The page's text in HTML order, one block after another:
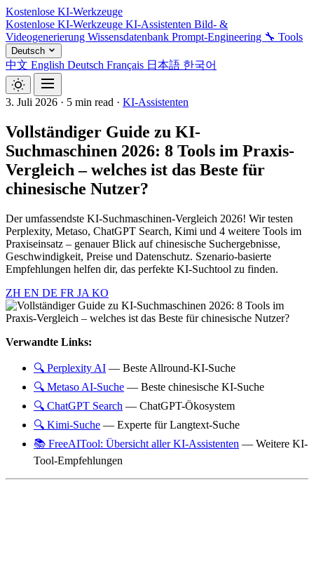
Kostenlose KI-Werkzeuge
Kostenlose KI-Werkzeuge KI-Assistenten Bild- &
Videogenerierung Wissensdatenbank Prompt-Engineering 🔧 Tools
Deutsch
中文 English Deutsch Français 日本語 한국어
3. Juli 2026 · 5 min read · KI-Assistenten
Vollständiger Guide zu KI-
Suchmaschinen 2026: 8 Tools im Praxis-
Vergleich – welches ist das Beste für
chinesische Nutzer?
Der umfassendste KI-Suchmaschinen-Vergleich 2026! Wir testen
Perplexity, Metaso, ChatGPT Search, Kimi und 4 weitere Tools im
Praxiseinsatz – genauer Blick auf chinesische Suchergebnisse,
Geschwindigkeit, Preise und Datenschutz. Szenario-basierte
Empfehlungen helfen dir, das perfekte KI-Suchtool zu finden.
ZH EN DE FR JA KO
Verwandte Links:
🔍 Perplexity AI — Beste Allround-KI-Suche
🔍 Metaso AI-Suche — Beste chinesische KI-Suche
🔍 ChatGPT Search — ChatGPT-Ökosystem
🔍 Kimi-Suche — Experte für Langtext-Suche
📚 FreeAITool: Übersicht aller KI-Assistenten — Weitere KI-
Tool-Empfehlungen